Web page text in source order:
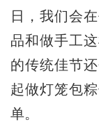
日，我们会
品和做手工
的传统佳节
起做灯笼包
单。